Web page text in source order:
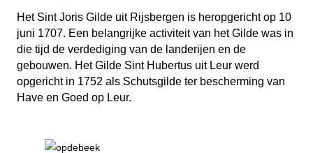
Het Sint Joris Gilde uit Rijsbergen is heropgericht op 10
juni 1707. Een belangrijke activiteit van het Gilde was in
die tijd de verdediging van de landerijen en de
gebouwen. Het Gilde Sint Hubertus uit Leur werd
opgericht in 1752 als Schutsgilde ter bescherming van
Have en Goed op Leur.